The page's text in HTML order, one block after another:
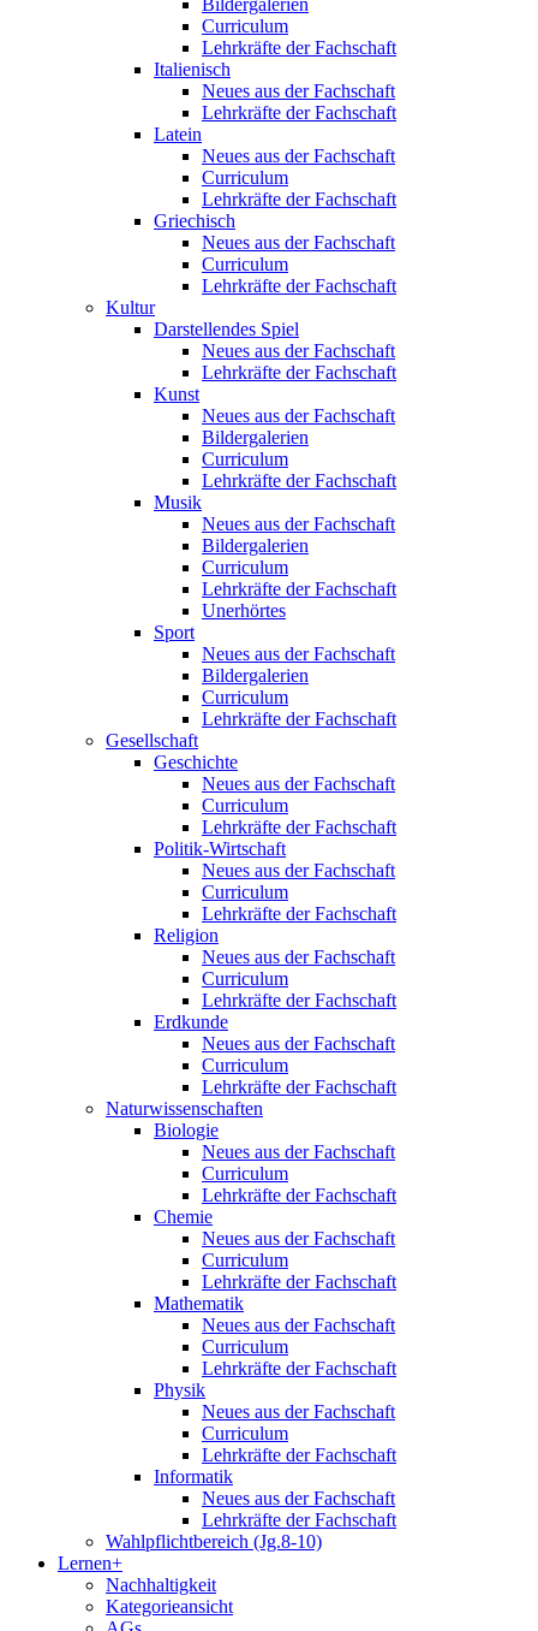
Bildergalerien
Curriculum
Lehrkräfte der Fachschaft
Italienisch
Neues aus der Fachschaft
Lehrkräfte der Fachschaft
Latein
Neues aus der Fachschaft
Curriculum
Lehrkräfte der Fachschaft
Griechisch
Neues aus der Fachschaft
Curriculum
Lehrkräfte der Fachschaft
Kultur
Darstellendes Spiel
Neues aus der Fachschaft
Lehrkräfte der Fachschaft
Kunst
Neues aus der Fachschaft
Bildergalerien
Curriculum
Lehrkräfte der Fachschaft
Musik
Neues aus der Fachschaft
Bildergalerien
Curriculum
Lehrkräfte der Fachschaft
Unerhörtes
Sport
Neues aus der Fachschaft
Bildergalerien
Curriculum
Lehrkräfte der Fachschaft
Gesellschaft
Geschichte
Neues aus der Fachschaft
Curriculum
Lehrkräfte der Fachschaft
Politik-Wirtschaft
Neues aus der Fachschaft
Curriculum
Lehrkräfte der Fachschaft
Religion
Neues aus der Fachschaft
Curriculum
Lehrkräfte der Fachschaft
Erdkunde
Neues aus der Fachschaft
Curriculum
Lehrkräfte der Fachschaft
Naturwissenschaften
Biologie
Neues aus der Fachschaft
Curriculum
Lehrkräfte der Fachschaft
Chemie
Neues aus der Fachschaft
Curriculum
Lehrkräfte der Fachschaft
Mathematik
Neues aus der Fachschaft
Curriculum
Lehrkräfte der Fachschaft
Physik
Neues aus der Fachschaft
Curriculum
Lehrkräfte der Fachschaft
Informatik
Neues aus der Fachschaft
Lehrkräfte der Fachschaft
Wahlpflichtbereich (Jg.8-10)
Lernen+
Nachhaltigkeit
Kategorieansicht